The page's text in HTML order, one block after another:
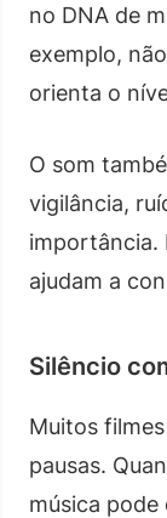
no DNA de
exemplo,
orienta o
O som
vigilância,
importância.
ajudam a
Silêncio
Muitos
pausas.
música pode